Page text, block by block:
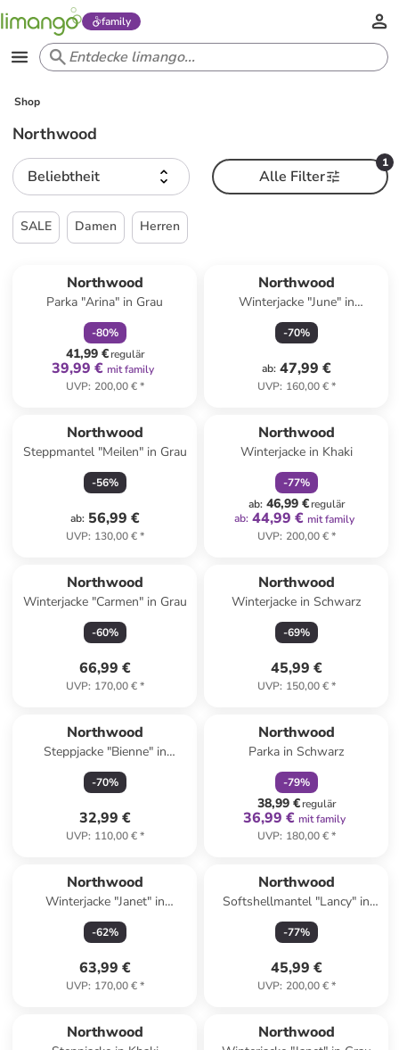
family
Shop
Northwood
Beliebtheit
1
Alle Filter
SALE Damen Herren
Northwood
Parka "Arina" in Grau
-80%
41,99 €regulär
39,99 € mit family
UVP: 200,00 €*
Northwood
Winterjacke "June" in
Anthrazit
-70%
ab: 47,99 €
UVP: 160,00 €*
Northwood
Steppmantel "Meilen" in Grau
-56%
ab: 56,99 €
UVP: 130,00 €*
Northwood
Winterjacke in Khaki
-77%
ab: 46,99 €regulär
ab: 44,99 € mit family
UVP: 200,00 €*
Northwood
Winterjacke "Carmen" in Grau
-60%
66,99 €
UVP: 170,00 €*
Northwood
Winterjacke in Schwarz
-69%
45,99 €
UVP: 150,00 €*
Northwood
Steppjacke "Bienne" in
Schwarz
-70%
32,99 €
UVP: 110,00 €*
Northwood
Parka in Schwarz
-79%
38,99 €regulär
36,99 € mit family
UVP: 180,00 €*
Northwood
Winterjacke "Janet" in
Schwarz
-62%
63,99 €
UVP: 170,00 €*
Northwood
Softshellmantel "Lancy" in
Dunkelblau
-77%
45,99 €
UVP: 200,00 €*
Northwood Northwood